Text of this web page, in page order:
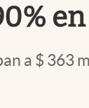
a $ 363